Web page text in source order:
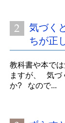
気づく
ちが正
教科書や本で
ますが、 気づ
か? なので...